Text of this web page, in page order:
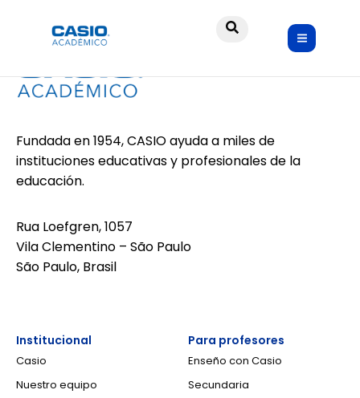
Fundada en 1954, CASIO ayuda a miles de
instituciones educativas y profesionales de la
educación.
Rua Loefgren, 1057
Vila Clementino – São Paulo
São Paulo, Brasil
Institucional
Casio
Nuestro equipo
Para profesores
Enseño con Casio
Secundaria